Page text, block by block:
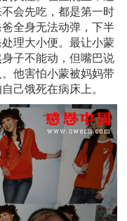
会先吃，都是第一时
全身无法动弹，下半
理大小便。最让小蒙
子不能动，但嘴巴说
他害怕小蒙被妈妈带
己饿死在病床上。